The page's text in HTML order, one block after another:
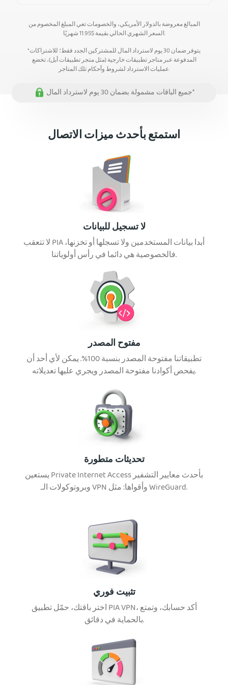
المبالغ معروضة بالدولار الأمريكي، والخصومات تعي المبلغ المخصوم من
السعر الشهري الحالي بقيمة$
11.95
شهريًا.
*يتوفر ضمان 30 يوم لاسترداد المال للمشتركين الجدد فقط؛ للاشتراكات
المدفوعة عبر متاجر تطبيقات خارجية (مثل متجر تطبيقات أبل)، تخضع
عمليات الاسترداد لشروط وأحكام تلك المتاجر.
جميع الباقات مشمولة بضمان 30 يوم لاسترداد المال*
استمتع بأحدث ميزات الاتصال
لا تسجيل للبيانات
لا تتعقب PIA أبدا بيانات المستخدمين ولا تسجلها أو تخزنها،
فالخصوصية هي دائما في رأس أولوياتنا.
مفتوح المصدر
تطبيقاتنا مفتوحة المصدر بنسبة 100%. يمكن لأي أحد أن
يفحص أكوادنا مفتوحة المصدر ويجري عليها تعديلاته.
تحديثات متطورة
يستعين Private Internet Access بأحدث معايير التشفير
وبروتوكولات الـ VPN وأقواها: مثل WireGuard.
تثبيت فوري
اختر باقتك، حمّل تطبيق PIA VPN، أكد حسابك، وتمتع
بالحماية في دقائق.